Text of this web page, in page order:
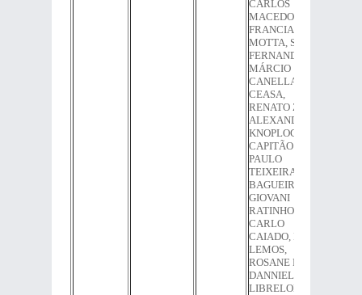
CARLOS
MACEDO,
FRANCIANE
MOTTA, SÉRGIO
FERNANDES,
MÁRCIO
CANELLA, VAL
CEASA,
RENATO ZACA,
ALEXANDRE
KNOPLOCH,
CAPITÃO
PAULO
TEIXEIRA,
BAGUEIRA,
GIOVANI
RATINHO,
CARLO
CAIADO, MAX
LEMOS,
ROSANE FÉLIX,
DANNIEL
LIBRELON